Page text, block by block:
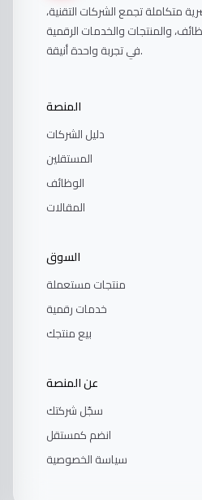
متكاملة تجمع الشركات التقنية،
والمنتجات والخدمات الرقمية
في تجربة واحدة أنيقة.
المنصة
دليل الشركات
المستقلين
الوظائف
المقالات
السوق
منتجات مستعملة
خدمات رقمية
بيع منتجك
عن المنصة
سجّل شركتك
انضم كمستقل
سياسة الخصوصية